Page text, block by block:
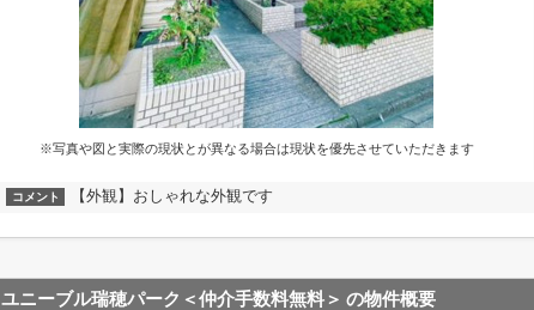
※写真や図と実際の現状とが異なる場合は現状を優先させていただきます
コメント 【外観】おしゃれな外観です
ユニーブル瑞穂パーク＜仲介手数料無料＞ の物件概要